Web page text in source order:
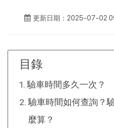
更新日期：2025-07-02
目錄
驗車時間多久一次？
驗車時間如何查詢？
麼算？